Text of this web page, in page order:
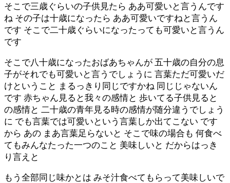
そこで三歳ぐらいの子供見たら ああ可愛いと言うんです
ね その子は十歳になったら ああ可愛いですねと言うん
です そこで二十歳ぐらいになったっても可愛いと言うん
です
そこで八十歳になったおばあちゃんが 五十歳の自分の息
子がそれでも可愛いと言うでしょうに 言葉ただ可愛いだ
けということ まるっきり同じですかね 同じじゃないん
です 赤ちゃん見ると我々の感情と 歩いてる子供見ると
の感情と 二十歳の青年見る時の感情が随分違うでしょう
に でも言葉では可愛いという言葉しか出てこない です
から あの まあ言葉足らないと そこで味の場合も 何食べ
てもみんなたった一つのこと 美味しいと だからはっき
り言えと
もう全部同じ味かとは みそ汁食べてもらって美味しいで